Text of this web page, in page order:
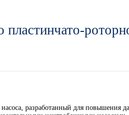
разработанный для повышения